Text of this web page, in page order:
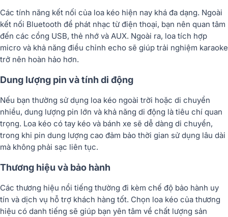
Các tính năng kết nối của loa kéo hiện nay khá đa dạng. Ngoài
kết nối Bluetooth để phát nhạc từ điện thoại, bạn nên quan tâm
đến các cổng USB, thẻ nhớ và AUX. Ngoài ra, loa tích hợp
micro và khả năng điều chỉnh echo sẽ giúp trải nghiệm karaoke
trở nên hoàn hảo hơn.
Dung lượng pin và tính di động
Nếu bạn thường sử dụng loa kéo ngoài trời hoặc di chuyển
nhiều, dung lượng pin lớn và khả năng di động là tiêu chí quan
trọng. Loa kéo có tay kéo và bánh xe sẽ dễ dàng di chuyển,
trong khi pin dung lượng cao đảm bảo thời gian sử dụng lâu dài
mà không phải sạc liên tục.
Thương hiệu và bảo hành
Các thương hiệu nổi tiếng thường đi kèm chế độ bảo hành uy
tín và dịch vụ hỗ trợ khách hàng tốt. Chọn loa kéo của thương
hiệu có danh tiếng sẽ giúp bạn yên tâm về chất lượng sản